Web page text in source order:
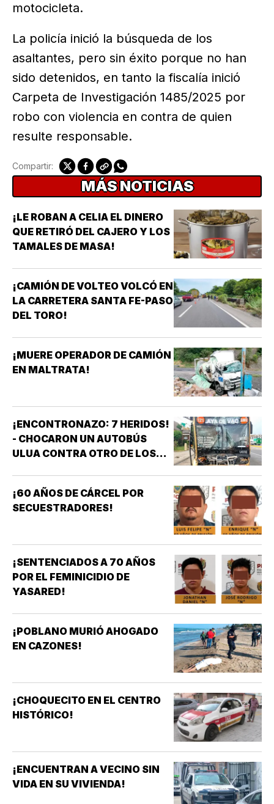
motocicleta.
La policía inició la búsqueda de los
asaltantes, pero sin éxito porque no han
sido detenidos, en tanto la fiscalía inició
Carpeta de Investigación 1485/2025 por
robo con violencia en contra de quien
resulte responsable.
Compartir:
MÁS NOTICIAS
¡LE ROBAN A CELIA EL DINERO
QUE RETIRÓ DEL CAJERO Y LOS
TAMALES DE MASA!
¡CAMIÓN DE VOLTEO VOLCÓ EN
LA CARRETERA SANTA FE-PASO
DEL TORO!
¡MUERE OPERADOR DE CAMIÓN
EN MALTRATA!
¡ENCONTRONAZO: 7 HERIDOS!
- CHOCARON UN AUTOBÚS
ULUA CONTRA OTRO DE LOS
¡60 AÑOS DE CÁRCEL POR
SECUESTRADORES!
¡SENTENCIADOS A 70 AÑOS
POR EL FEMINICIDIO DE
YASARED!
¡POBLANO MURIÓ AHOGADO
EN CAZONES!
¡CHOQUECITO EN EL CENTRO
HISTÓRICO!
¡ENCUENTRAN A VECINO SIN
VIDA EN SU VIVIENDA!